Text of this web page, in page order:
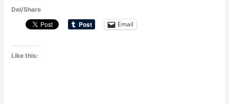
Del/Share
Email
Like this: